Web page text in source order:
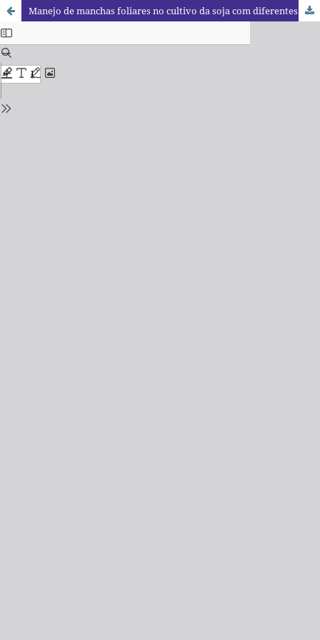
Manejo de manchas foliares no cultivo da soja com diferentes fungicidas na aplicação zero